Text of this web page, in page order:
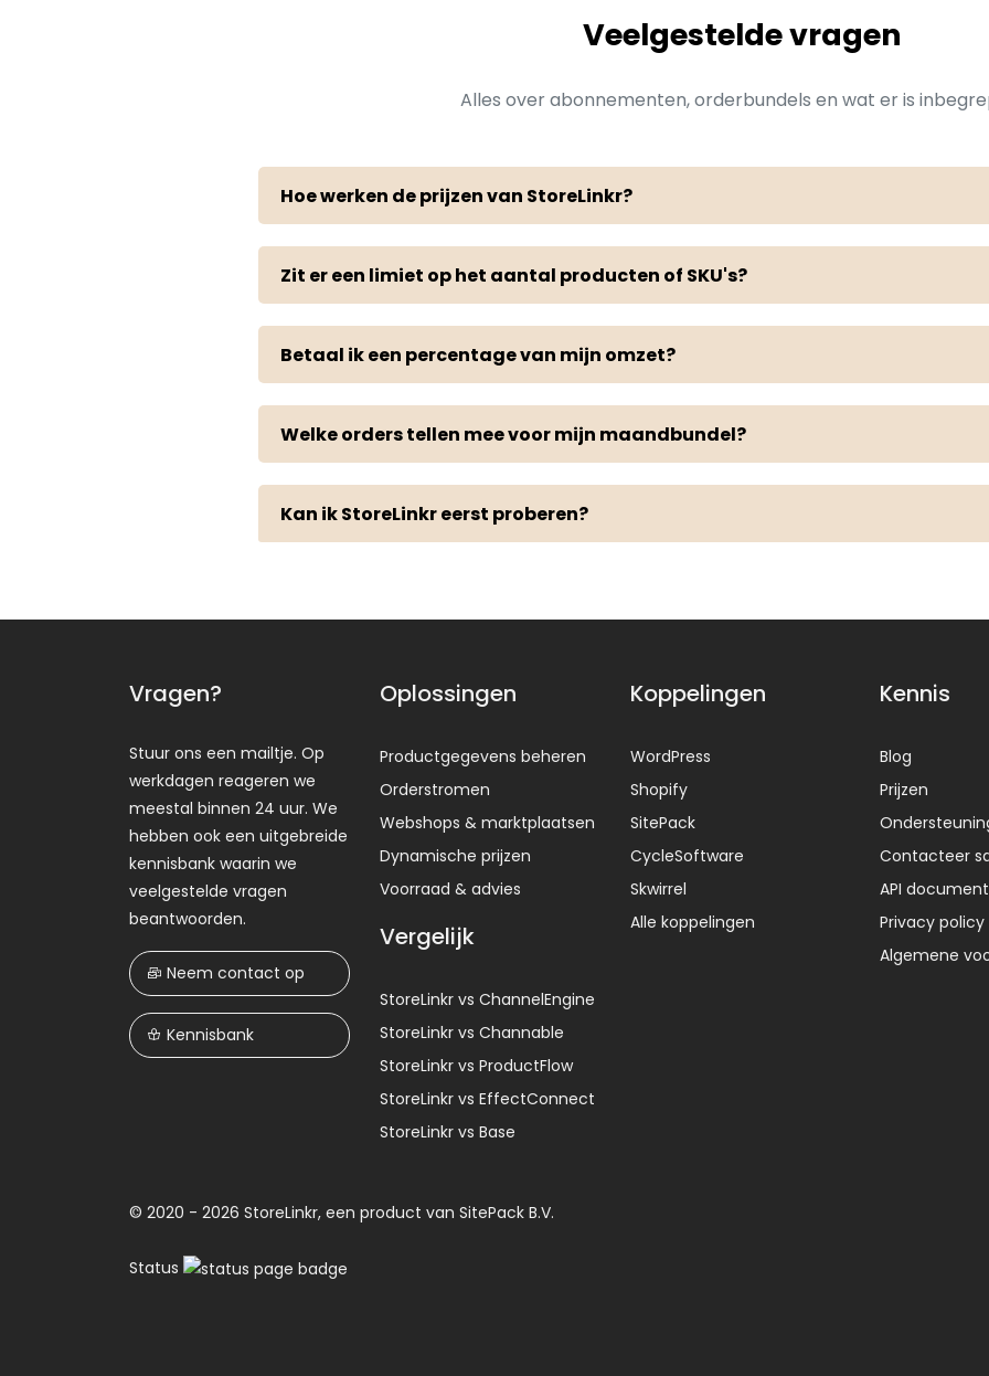
Veelgestelde vragen
Alles over abonnementen, orderbundels en wat er is
Hoe werken de prijzen van StoreLinkr?
Zit er een limiet op het aantal producten of SKU's?
Betaal ik een percentage van mijn omzet?
Welke orders tellen mee voor mijn maandbundel?
Kan ik StoreLinkr eerst proberen?
Vragen?
Stuur ons een mailtje. Op
werkdagen reageren we
meestal binnen 24 uur. We
hebben ook een uitgebreide
kennisbank waarin we
veelgestelde vragen
beantwoorden.
Neem contact op
Kennisbank
Oplossingen
Productgegevens beheren
Orderstromen
Webshops & marktplaatsen
Dynamische prijzen
Voorraad & advies
Vergelijk
StoreLinkr vs ChannelEngine
StoreLinkr vs Channable
StoreLinkr vs ProductFlow
StoreLinkr vs EffectConnect
StoreLinkr vs Base
Koppelingen
WordPress
Shopify
SitePack
CycleSoftware
Skwirrel
Alle koppelingen
Kennis
Blog
Prijzen
Contacteer
API
Privacy policy
Algemene
© 2020 - 2026 StoreLinkr, een product van SitePack B.V.
Status